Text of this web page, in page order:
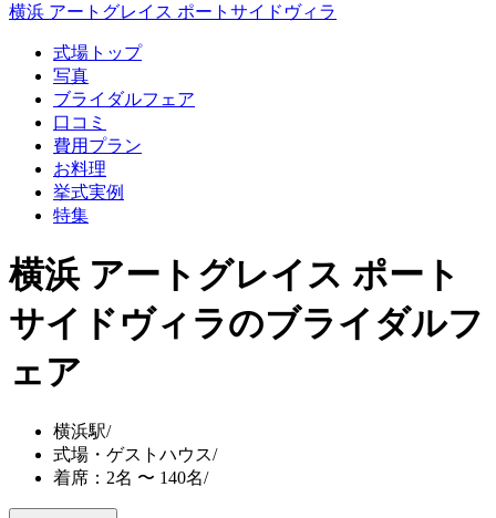
横浜 アートグレイス ポートサイドヴィラ
式場トップ
写真
ブライダルフェア
口コミ
費用プラン
お料理
挙式実例
特集
横浜 アートグレイス ポート
サイドヴィラのブライダルフ
ェア
横浜駅/
式場・ゲストハウス/
着席：2名 〜 140名/